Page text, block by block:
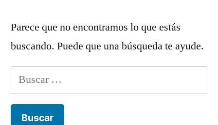
Parece que no encontramos lo que estás
buscando. Puede que una búsqueda te ayude.
Buscar: